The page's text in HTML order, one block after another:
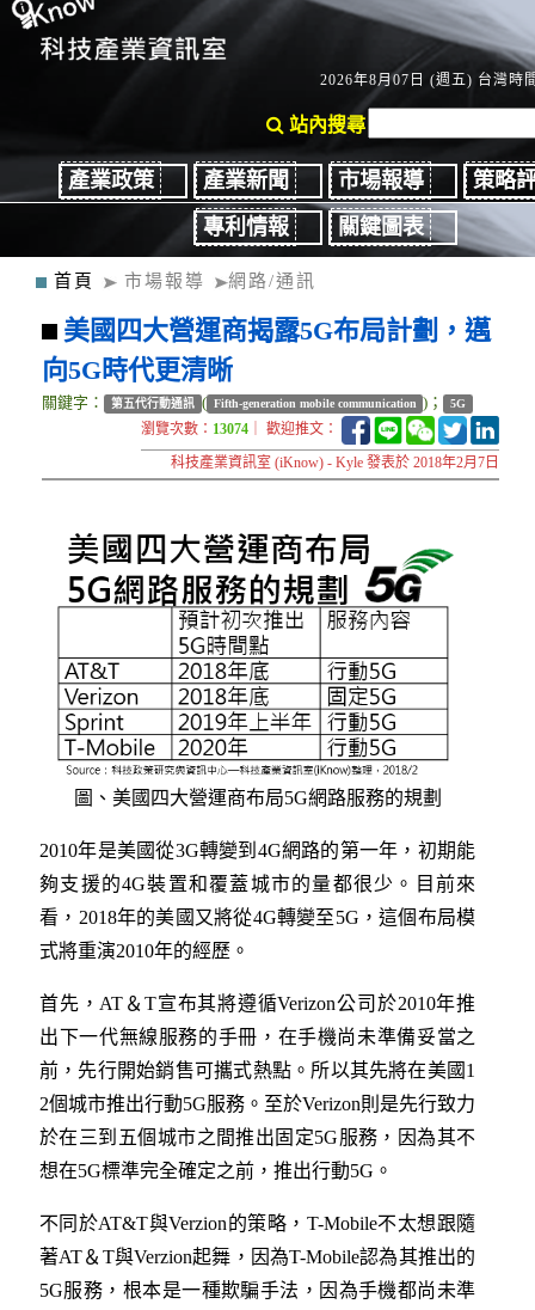
2026年8月07日 (週五) 台灣時
站內搜尋
產業政策 產業新聞 市場報導
策略
專利情報
關鍵圖表
首頁 市場報導 網路/通訊
美國四大營運商揭露5G布局計劃，邁
向5G時代更清晰
關鍵字： 第五代行動通訊 ( Fifth-generation mobile communication )； 5G
瀏覽次數： 13074 ｜ 歡迎推文：
科技產業資訊室 (iKnow) - Kyle 發表於 2018年2月7日
圖、美國四大營運商布局5G網路服務的規劃
2010年是美國從3G轉變到4G網路的第一年，初期能
夠支援的4G裝置和覆蓋城市的量都很少。目前來
看，2018年的美國又將從4G轉變至5G，這個布局模
式將重演2010年的經歷。
首先，AT＆T宣布其將遵循Verizon公司於2010年推
出下一代無線服務的手冊，在手機尚未準備妥當之
前，先行開始銷售可攜式熱點。所以其先將在美國1
2個城市推出行動5G服務。至於Verizon則是先行致力
於在三到五個城市之間推出固定5G服務，因為其不
想在5G標準完全確定之前，推出行動5G。
不同於AT&T與Verzion的策略，T-Mobile不太想跟隨
著AT＆T與Verzion起舞，因為T-Mobile認為其推出的
5G服務，根本是一種欺騙手法，因為手機都尚未準